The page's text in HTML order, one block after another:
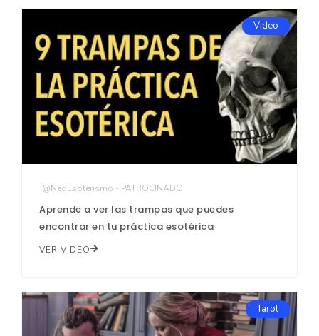
Video
@NeoEsoterismo - PATROCINADO
Aprende a ver las trampas que puedes
encontrar en tu práctica esotérica
VER VIDEO
Tarot